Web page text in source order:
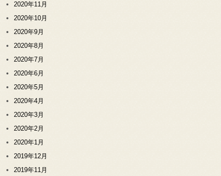
2020年11月
2020年10月
2020年9月
2020年8月
2020年7月
2020年6月
2020年5月
2020年4月
2020年3月
2020年2月
2020年1月
2019年12月
2019年11月